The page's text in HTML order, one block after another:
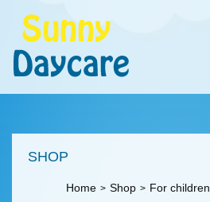
SHOP
Home Shop For children